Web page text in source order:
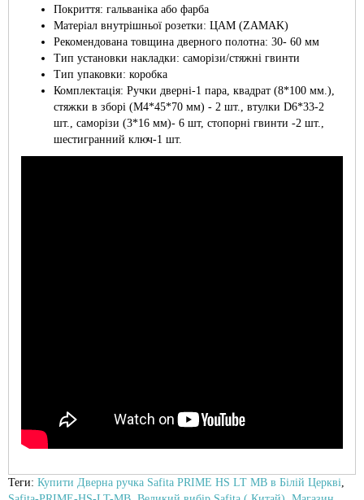
Покриття: гальваніка або фарба
Матеріал внутрішньої розетки: ЦАМ (ZAMAK)
Рекомендована товщина дверного полотна: 30- 60 мм
Тип установки накладки: саморізи/стяжні гвинти
Тип упаковки: коробка
Комплектація: Ручки дверні-1 пара, квадрат (8*100 мм.),
стяжки в зборі (М4*45*70 мм) - 2 шт., втулки D6*33-2
шт., саморізи (3*16 мм)- 6 шт, стопорні гвинти -2 шт.,
шестигранний ключ-1 шт.
Теги: Купити Дверна ручка Safita PRIME HS LT MB в Білій Церкві